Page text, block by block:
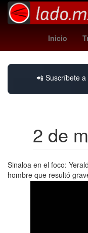
Inicio
📲 Suscríbete
2 de
Sinaloa en el foco:
hombre que resultó